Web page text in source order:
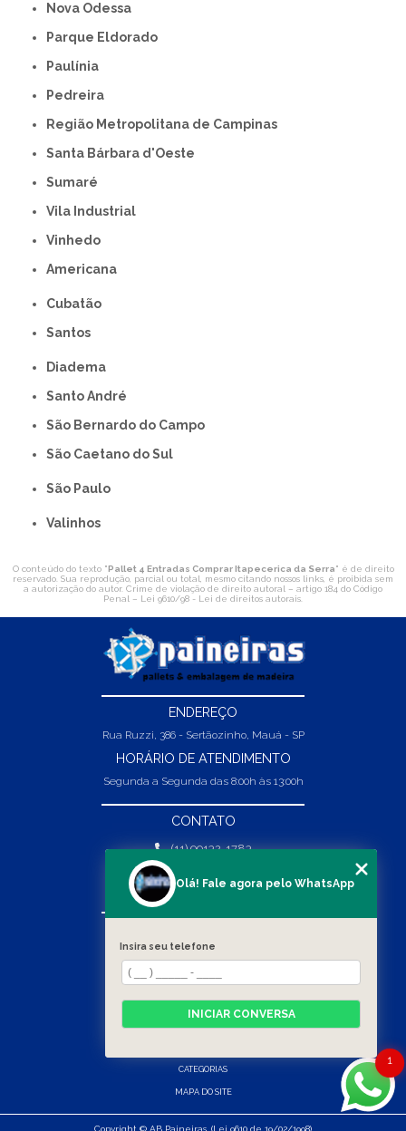
Nova Odessa
Parque Eldorado
Paulínia
Pedreira
Região Metropolitana de Campinas
Santa Bárbara d'Oeste
Sumaré
Vila Industrial
Vinhedo
americana
Cubatão
Santos
Diadema
Santo André
São Bernardo do Campo
São Caetano do Sul
São Paulo
Valinhos
O conteúdo do texto " Pallet 4 Entradas Comprar Itapecerica da Serra" é de direito
reservado. Sua reprodução, parcial ou total, mesmo citando nossos links, é proibida sem
a autorização do autor. Crime de violação de direito autoral – artigo 184 do Código
Penal – Lei 9610/98 - Lei de direitos autorais.
ENDEREÇO
Rua Ruzzi, 386 - Sertãozinho, Mauá - SP
HORÁRIO DE ATENDIMENTO
Segunda a Segunda das 8:00h às 13:00h
CONTATO
(11) 99132-1783
(11) 99132-1783
vendas@abpaineiras.com.br
SOBRE NÓS
PRODUTOS
CATEGORIAS
MAPA DO SITE
Copyright © AB Paineiras. (Lei 9610 de 19/02/1998)
1
Olá! Fale agora pelo WhatsApp
Insira seu telefone
INICIAR CONVERSA